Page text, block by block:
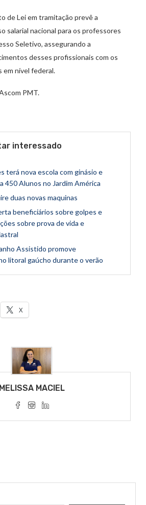
de Lei em tramitação prevê a
salarial nacional para os professores
Seletivo, assegurando a
desses profissionais com os
em nível federal.
PMT.
interessado
terá nova escola com ginásio e
450 Alunos no Jardim América
duas novas maquinas
beneficiários sobre golpes e
sobre prova de vida e
Assistido promove
litoral gaúcho durante o verão
X
MELISSA MACIEL